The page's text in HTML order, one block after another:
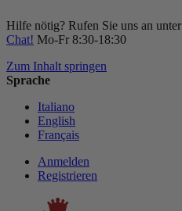
Hilfe nötig? Rufen Sie uns an unter
Chat! Mo-Fr 8:30-18:30
Zum Inhalt springen
Sprache
Italiano
English
Français
Anmelden
Registrieren